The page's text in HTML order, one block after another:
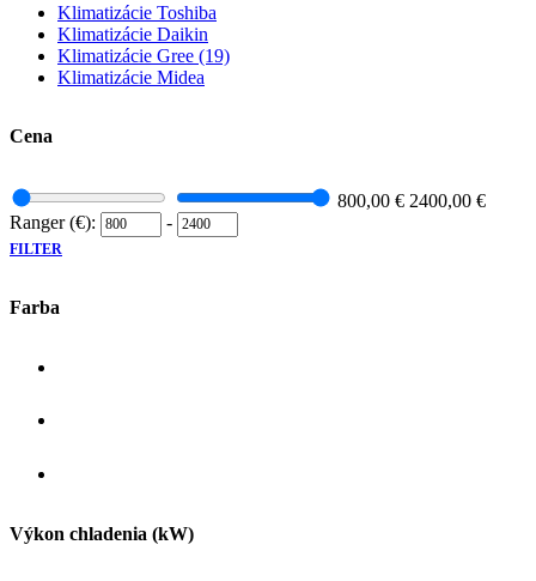
Klimatizácie Toshiba
Klimatizácie Daikin
Klimatizácie Gree (19)
Klimatizácie Midea
Cena
800,00 € 2400,00 €
Ranger (€):
-
FILTER
Farba
Výkon chladenia (kW)